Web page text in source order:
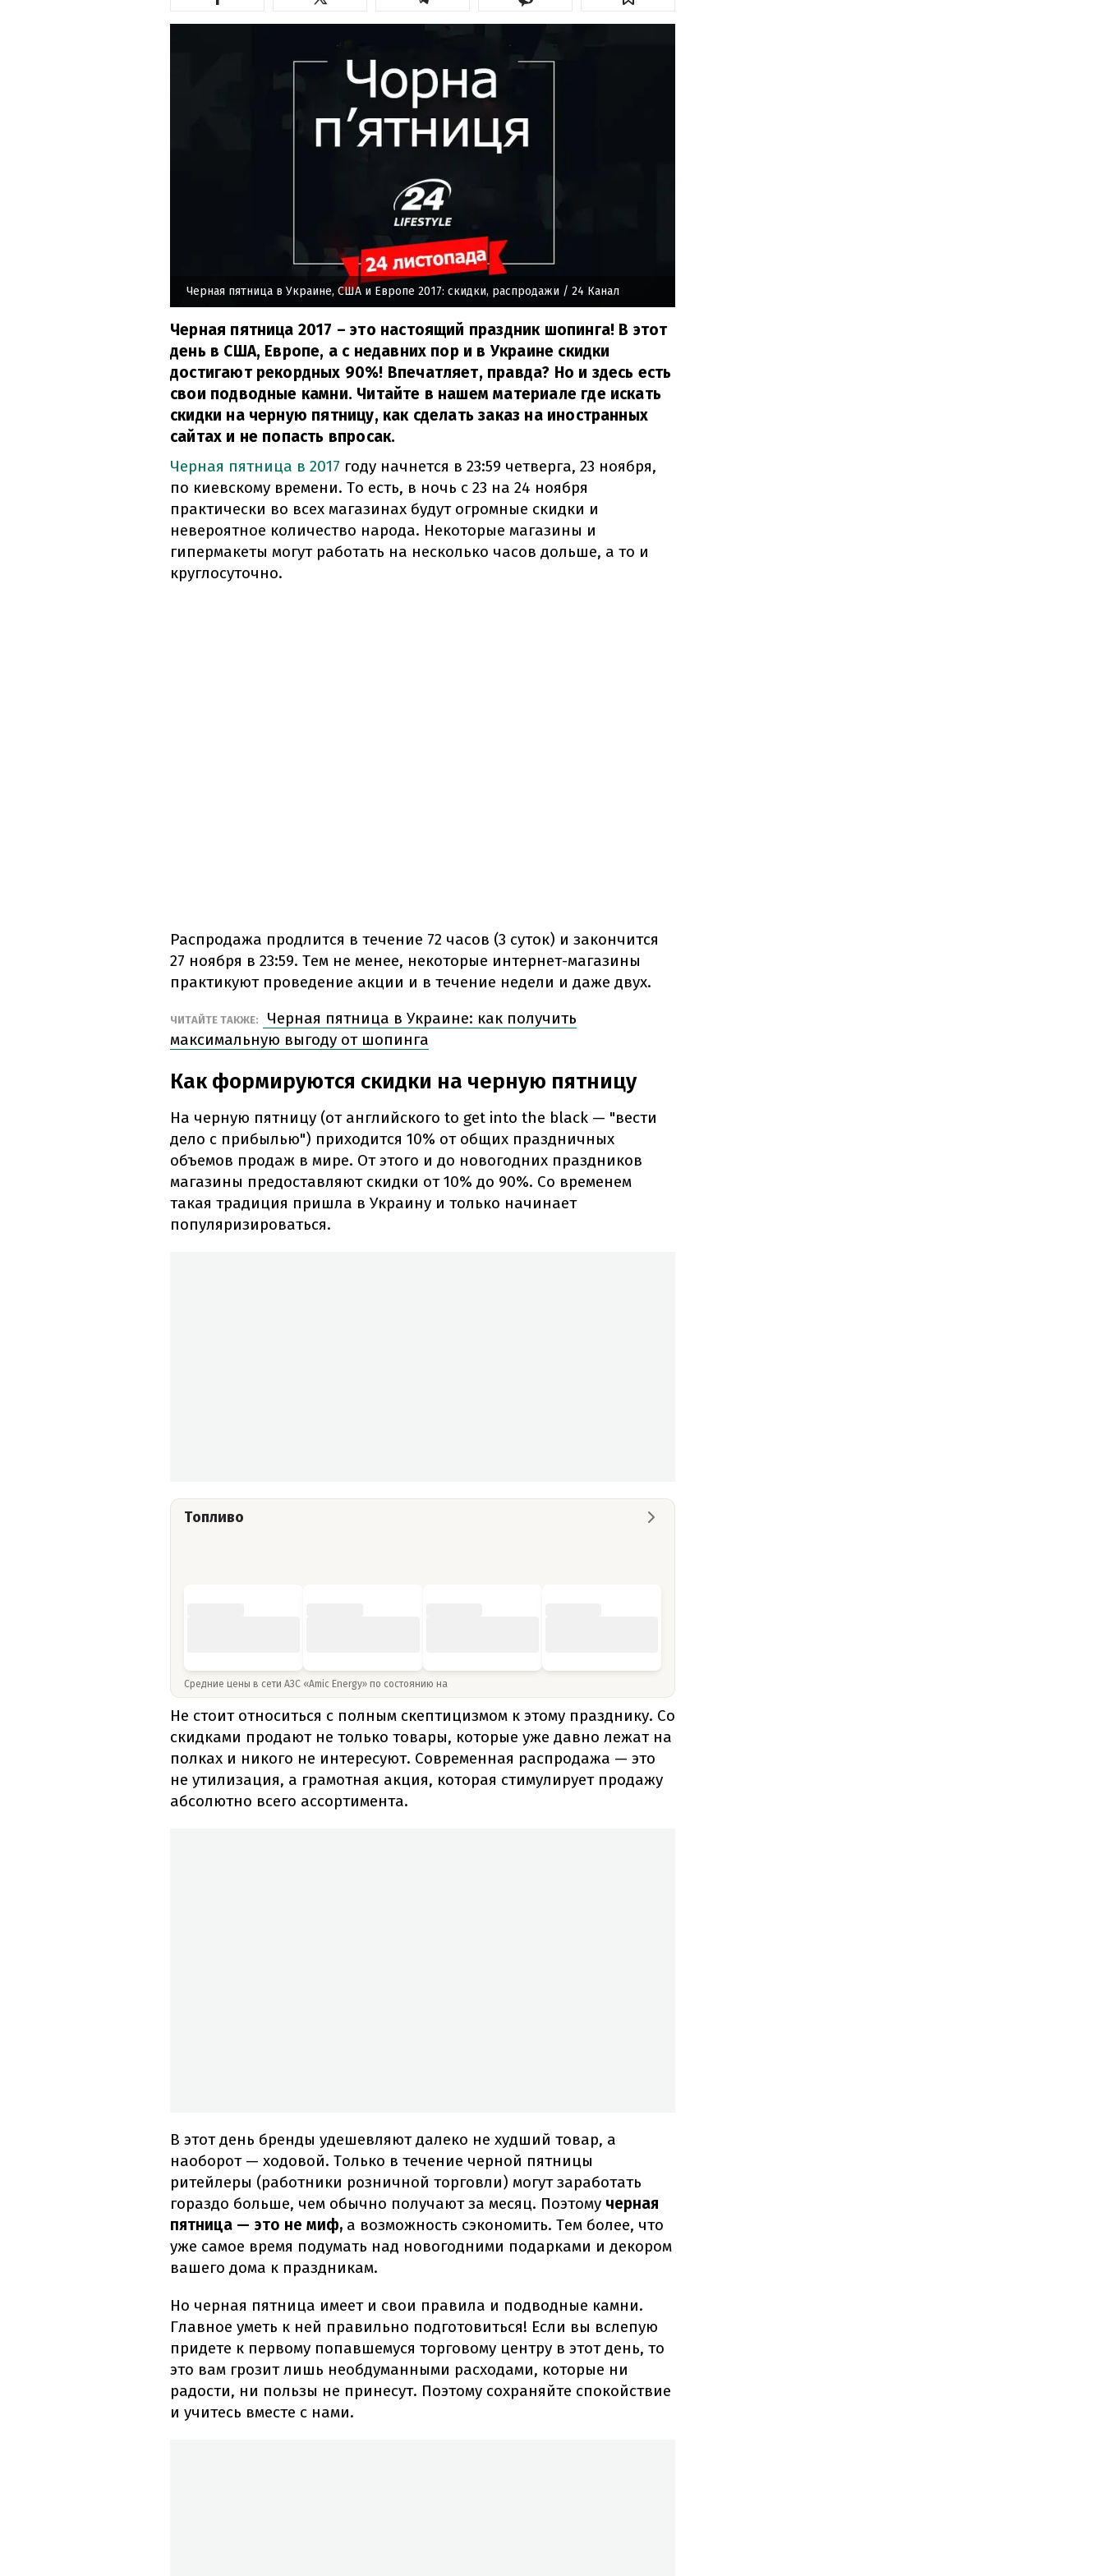
Черная пятница в Украине, США и Европе 2017: скидки, распродажи / 24 Канал
Черная пятница 2017 – это настоящий праздник шопинга! В этот
день в США, Европе, а с недавних пор и в Украине скидки
достигают рекордных 90%! Впечатляет, правда? Но и здесь есть
свои подводные камни. Читайте в нашем материале где искать
скидки на черную пятницу, как сделать заказ на иностранных
сайтах и не попасть впросак.
Черная пятница в 2017 году начнется в 23:59 четверга, 23 ноября,
по киевскому времени. То есть, в ночь с 23 на 24 ноября
практически во всех магазинах будут огромные скидки и
невероятное количество народа. Некоторые магазины и
гипермакеты могут работать на несколько часов дольше, а то и
круглосуточно.
Распродажа продлится в течение 72 часов (3 суток) и закончится
27 ноября в 23:59. Тем не менее, некоторые интернет-магазины
практикуют проведение акции и в течение недели и даже двух.
ЧИТАЙТЕ ТАКЖЕ:
Черная пятница в Украине: как получить
максимальную выгоду от шопинга
Как формируются скидки на черную пятницу
На черную пятницу (от английского to get into the black — "вести
дело с прибылью") приходится 10% от общих праздничных
объемов продаж в мире. От этого и до новогодних праздников
магазины предоставляют скидки от 10% до 90%. Со временем
такая традиция пришла в Украину и только начинает
популяризироваться.
Топливо
Средние цены в сети АЗС «Amic Energy» по состоянию на
Не стоит относиться с полным скептицизмом к этому празднику. Со
скидками продают не только товары, которые уже давно лежат на
полках и никого не интересуют. Современная распродажа — это
не утилизация, а грамотная акция, которая стимулирует продажу
абсолютно всего ассортимента.
В этот день бренды удешевляют далеко не худший товар, а
наоборот — ходовой. Только в течение черной пятницы
ритейлеры (работники розничной торговли) могут заработать
гораздо больше, чем обычно получают за месяц. Поэтому черная
пятница — это не миф, а возможность сэкономить. Тем более, что
уже самое время подумать над новогодними подарками и декором
вашего дома к праздникам.
Но черная пятница имеет и свои правила и подводные камни.
Главное уметь к ней правильно подготовиться! Если вы вслепую
придете к первому попавшемуся торговому центру в этот день, то
это вам грозит лишь необдуманными расходами, которые ни
радости, ни пользы не принесут. Поэтому сохраняйте спокойствие
и учитесь вместе с нами.